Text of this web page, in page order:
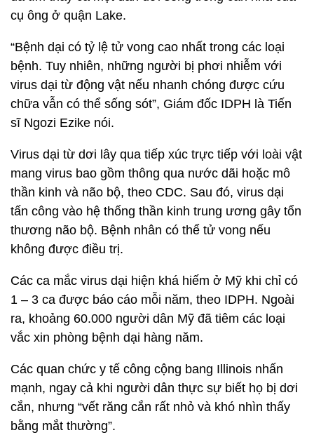
cụ ông ở quận Lake.
“Bệnh dại có tỷ lệ tử vong cao nhất trong các loại
bệnh. Tuy nhiên, những người bị phơi nhiễm với
virus dại từ động vật nếu nhanh chóng được cứu
chữa vẫn có thể sống sót”, Giám đốc IDPH là Tiến
sĩ Ngozi Ezike nói.
Virus dại từ dơi lây qua tiếp xúc trực tiếp với loài vật
mang virus bao gồm thông qua nước dãi hoặc mô
thần kinh và não bộ, theo CDC. Sau đó, virus dại
tấn công vào hệ thống thần kinh trung ương gây tổn
thương não bộ. Bệnh nhân có thể tử vong nếu
không được điều trị.
Các ca mắc virus dại hiện khá hiếm ở Mỹ khi chỉ có
1 – 3 ca được báo cáo mỗi năm, theo IDPH. Ngoài
ra, khoảng 60.000 người dân Mỹ đã tiêm các loại
vắc xin phòng bệnh dại hàng năm.
Các quan chức y tế công cộng bang Illinois nhấn
mạnh, ngay cả khi người dân thực sự biết họ bị dơi
cắn, nhưng “vết răng cắn rất nhỏ và khó nhìn thấy
bằng mắt thường”.